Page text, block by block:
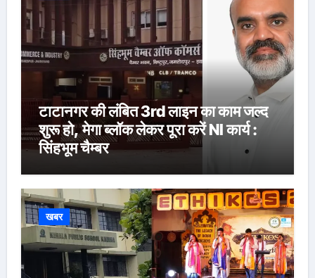
टाटानगर की लंबित 3rd लाइन का काम जल्द
शुरू हो, मेगा ब्लॉक लेकर पूरा करें NI कार्य :
सिंहभूम चैम्बर
खबर